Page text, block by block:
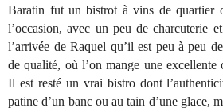
Baratin fut un bistrot à vins de quartier
l’occasion, avec un peu de charcuterie
l’arrivée de Raquel qu’il est peu à peu
de qualité, où l’on mange une excellente
Il est resté un vrai bistro dont
patine d’un banc ou au tain d’une glace,